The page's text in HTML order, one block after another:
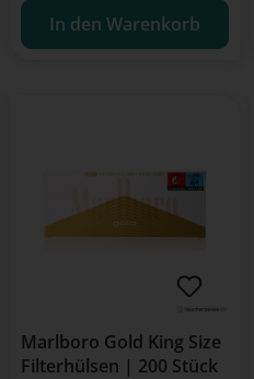
In den Warenkorb
Marlboro Gold King Size
Filterhülsen | 200 Stück